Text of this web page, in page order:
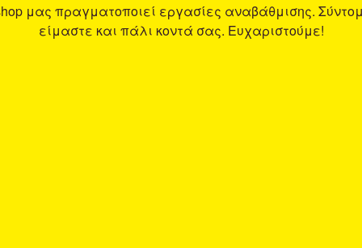
μας πραγματοποιεί εργασίες αναβάθμισης.
είμαστε και πάλι κοντά σας. Ευχαριστούμε!